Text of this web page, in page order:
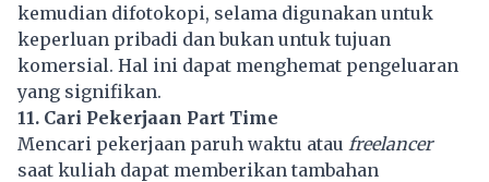
kemudian difotokopi, selama digunakan untuk
keperluan pribadi dan bukan untuk tujuan
komersial. Hal ini dapat menghemat pengeluaran
yang signifikan.
11. Cari Pekerjaan Part Time
Mencari pekerjaan paruh waktu atau freelancer
saat kuliah dapat memberikan tambahan